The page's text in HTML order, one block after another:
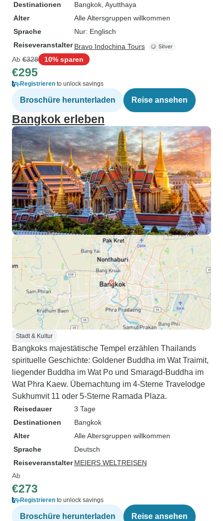
Destinationen
Bangkok , Ayutthaya
Alter
Alle Altersgruppen willkommen
Sprache
Nur: Englisch
Reiseveranstalter Bravo Indochina Tours
Ab €328 10% sparen
€295
Registrieren to unlock savings
Broschüre herunterladen Reise ansehen
Bangkok erleben
Stadt & Kultur
Bangkoks majestätische Tempel erzählen Thailands
spirituelle Geschichte: Goldener Buddha im Wat Traimit,
liegender Buddha im Wat Po und Smaragd-Buddha im
Wat Phra Kaew. Übernachtung im 4-Sterne Travelodge
Sukhumvit 11 oder 5-Sterne Ramada Plaza.
Reisedauer
3 Tage
Destinationen
Bangkok
Alter
Alle Altersgruppen willkommen
Sprache
Deutsch
Reiseveranstalter MEIERS WELTREISEN
Ab
€273
Registrieren to unlock savings
Broschüre herunterladen Reise ansehen